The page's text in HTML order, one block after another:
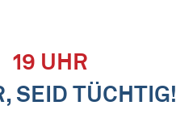
19 UHR
SEID TÜCHTIG!